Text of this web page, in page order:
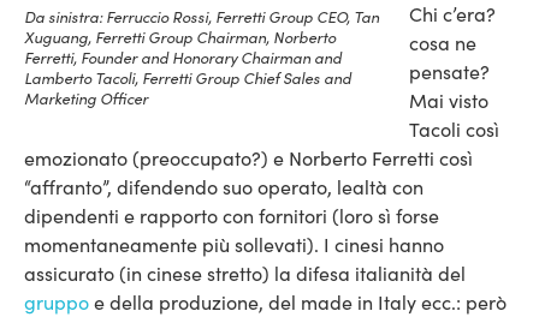
Da sinistra: Ferruccio Rossi, Ferretti Group CEO, Tan
Xuguang, Ferretti Group Chairman, Norberto
Ferretti, Founder and Honorary Chairman and
Lamberto Tacoli, Ferretti Group Chief Sales and
Marketing Officer
Chi c’era?
cosa ne
pensate?
Mai visto
Tacoli così
emozionato (preoccupato?) e Norberto Ferretti così
“affranto”, difendendo suo operato, lealtà con
dipendenti e rapporto con fornitori (loro sì forse
momentaneamente più sollevati). I cinesi hanno
assicurato (in cinese stretto) la difesa italianità del
gruppoe della produzione, del made in Italy ecc.: però